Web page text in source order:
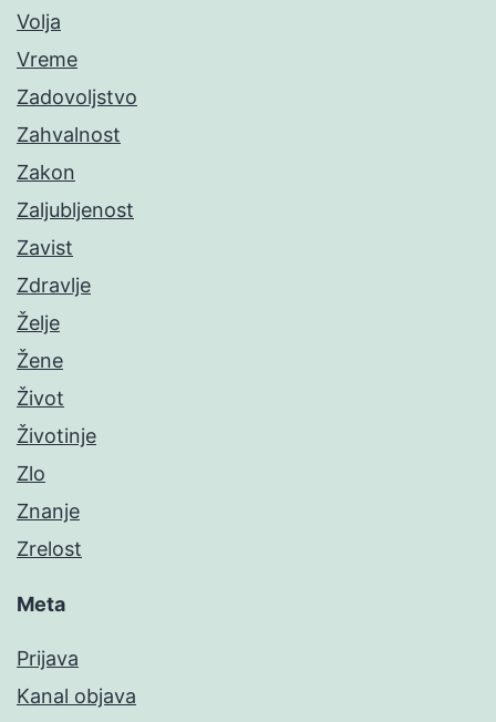
Volja
Vreme
Zadovoljstvo
Zahvalnost
Zakon
Zaljubljenost
Zavist
Zdravlje
Želje
Žene
Život
Životinje
Zlo
Znanje
Zrelost
Meta
Prijava
Kanal objava